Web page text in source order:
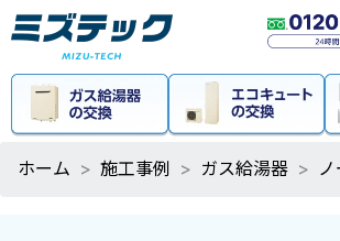
ホーム 施工事例 ガス給湯器